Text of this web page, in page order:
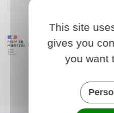
This site
gives you
you want